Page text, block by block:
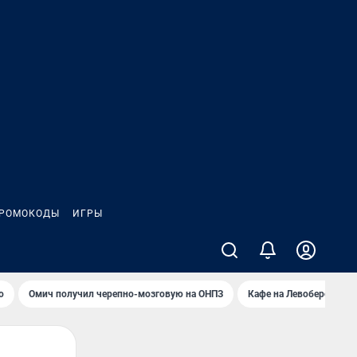
ИГРЫ
Омич получил черепно-мозговую на ОНПЗ Кафе на Левобережье